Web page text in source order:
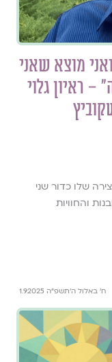
מוצא שאני
ראיון גלוי
שלו כדור שני
והחוויות
ח׳ באלול ה׳תשפ״ה 1.9.2025